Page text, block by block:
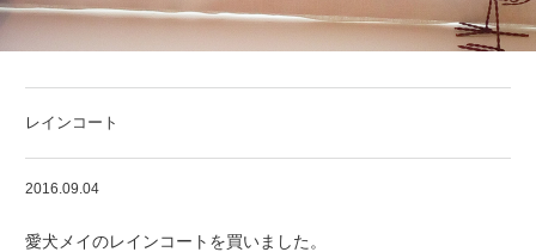
レインコート
2016.09.04
愛犬メイのレインコートを買いました。